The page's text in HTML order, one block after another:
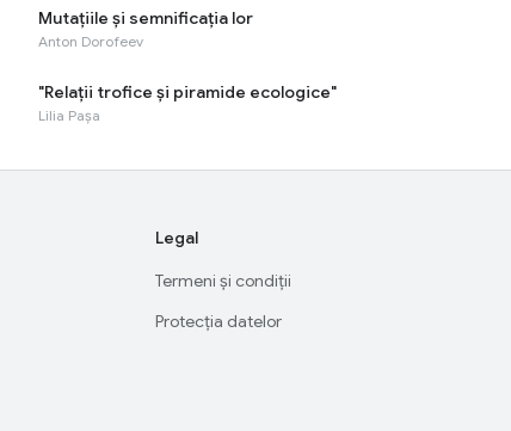
Mutațiile și semnificația lor
Anton Dorofeev
"Relaţii trofice şi piramide ecologice"
Lilia Pașa
Legal
Termeni și condiții
Protecția datelor